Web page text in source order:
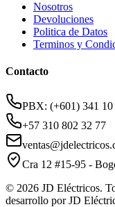
Nosotros
Devoluciones
Politica de Datos
Terminos y
Contacto
PBX: (+601) 341 10
+57 310 802 32 77
Cra 12 #15-95 -
© 2026 JD Eléctricos.
desarrollo por JD